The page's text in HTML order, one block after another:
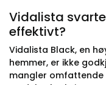
Vidalista
effektivt?
Vidalista Black, en
hemmer, er ikke
mangler